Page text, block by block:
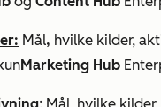
Mål, hvilke kilder,
Marketing Hub